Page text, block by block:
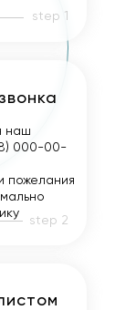
наш
000-00-
пожелания
step 2
step 1